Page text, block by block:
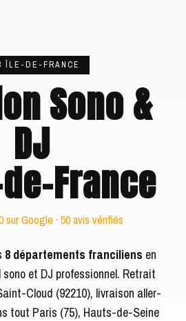
ÎLE-DE-FRANCE
Sono &
DJ
France
Google · 50 avis vérifiés
8 départements franciliens en
et DJ professionnel. Retrait
Cloud (92210), livraison aller-
tout Paris (75), Hauts-de-Seine